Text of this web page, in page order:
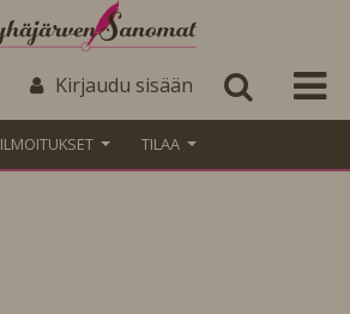
Kirjaudu sisään
ILMOITUKSET TILAA